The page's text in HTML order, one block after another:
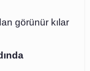
görünür kılar